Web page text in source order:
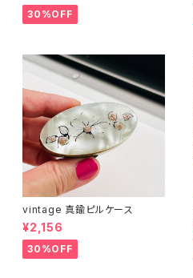
30%OFF
vintage 真鍮ピルケース
¥2,156
30%OFF